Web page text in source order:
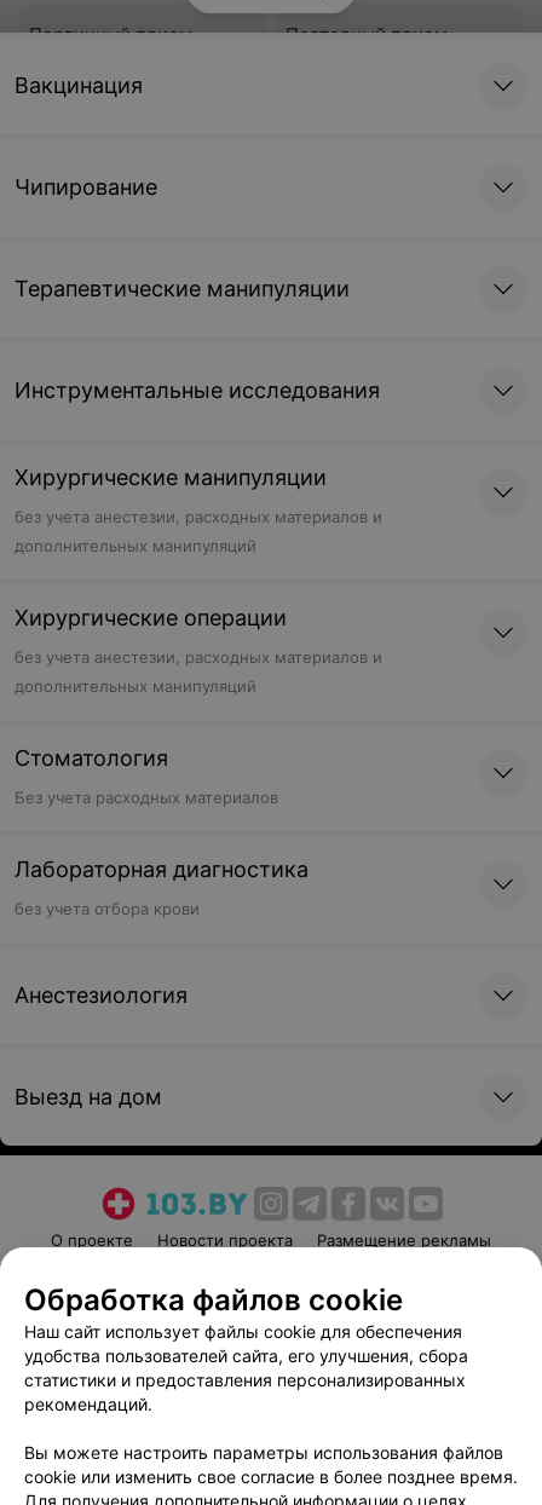
Первичный прием
55 руб.
Повторный прием
80 руб.
80 руб.
Вакцинация
Чипирование
Терапевтические манипуляции
Инструментальные исследования
Хирургические манипуляции
без учета анестезии, расходных материалов и
дополнительных манипуляций
Хирургические операции
без учета анестезии, расходных материалов и
дополнительных манипуляций
Стоматология
Без учета расходных материалов
Лабораторная диагностика
без учета отбора крови
Анестезиология
Выезд на дом
О проекте Новости проекта
Размещение рекламы
Пользовательское соглашение
Способы оплаты
Вакансии
Партнеры
Написать руководителю 103.by
Обработка персональных данных
Обработка файлов cookie
Наш сайт использует файлы cookie для обеспечения
удобства пользователей сайта, его улучшения, сбора
статистики и предоставления персонализированных
рекомендаций.
Вы можете настроить параметры использования файлов
cookie или изменить свое согласие в более позднее время.
Для получения дополнительной информации о целях,